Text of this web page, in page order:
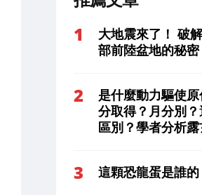
大地震來了！ 破
部前陸盆地的秘密
是什麼動力驅使
分取得？月分別
區別？學者分析露
這顆恐龍蛋是誰的